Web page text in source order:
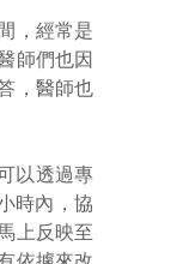
，經常是
師們也因
，醫師也
以透過專
時內，協
上反映至